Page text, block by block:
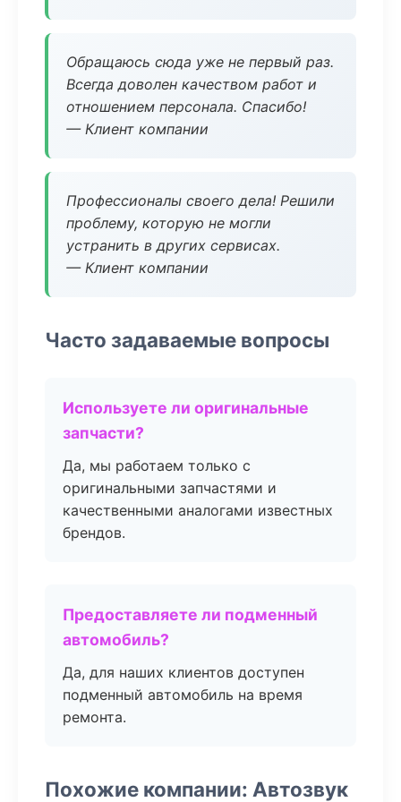
Обращаюсь сюда уже не первый раз.
Всегда доволен качеством работ и
отношением персонала. Спасибо!
— Клиент компании
Профессионалы своего дела! Решили
проблему, которую не могли
устранить в других сервисах.
— Клиент компании
Часто задаваемые вопросы
Используете ли оригинальные
запчасти?
Да, мы работаем только с
оригинальными запчастями и
качественными аналогами известных
брендов.
Предоставляете ли подменный
автомобиль?
Да, для наших клиентов доступен
подменный автомобиль на время
ремонта.
Похожие компании: Автозвук